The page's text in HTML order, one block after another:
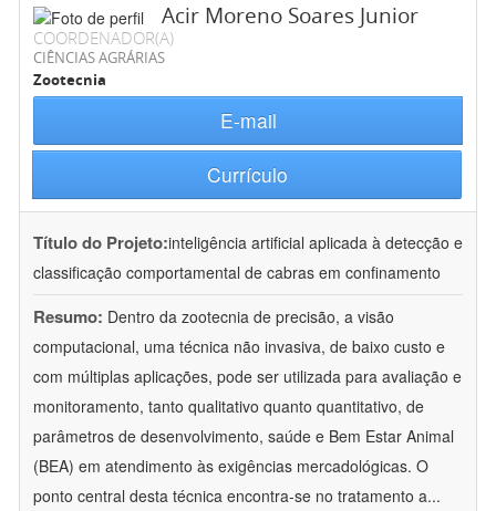
Acir Moreno Soares Junior
COORDENADOR(A)
CIÊNCIAS AGRÁRIAS
Zootecnia
E-mail
Currículo
Título do Projeto:inteligência artificial aplicada à detecção e
classificação comportamental de cabras em confinamento
Resumo: Dentro da zootecnia de precisão, a visão
computacional, uma técnica não invasiva, de baixo custo e
com múltiplas aplicações, pode ser utilizada para avaliação e
monitoramento, tanto qualitativo quanto quantitativo, de
parâmetros de desenvolvimento, saúde e Bem Estar Animal
(BEA) em atendimento às exigências mercadológicas. O
ponto central desta técnica encontra-se no tratamento a...